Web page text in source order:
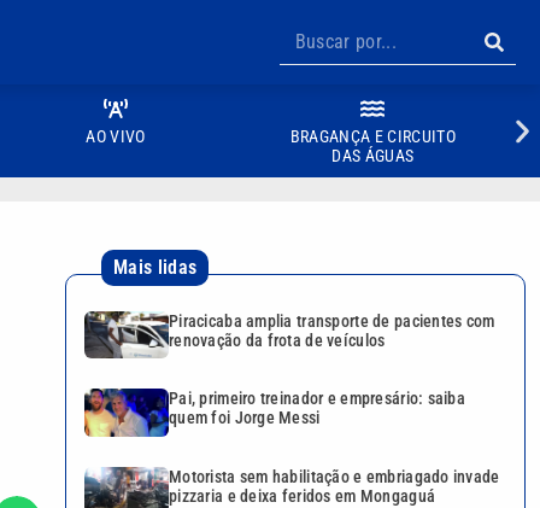
AO VIVO
BRAGANÇA E CIRCUITO
DAS ÁGUAS
Mais lidas
Piracicaba amplia transporte de pacientes com
renovação da frota de veículos
Pai, primeiro treinador e empresário: saiba
quem foi Jorge Messi
Motorista sem habilitação e embriagado invade
pizzaria e deixa feridos em Mongaguá